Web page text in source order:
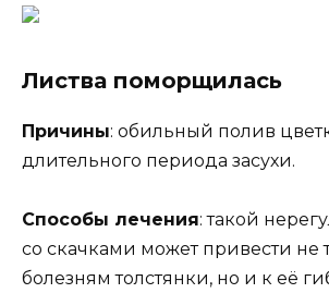
Листва поморщилась
Причины: обильный полив
длительного периода засухи.
Способы лечения: такой
со скачками может привести не
болезням толстянки, но и к её